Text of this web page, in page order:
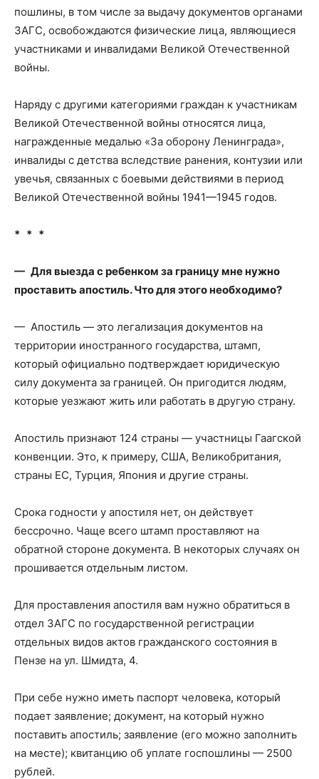
пошлины, в том числе за выдачу документов органами
ЗАГС, освобождаются физические лица, являющиеся
участниками и инвалидами Великой Отечественной
войны.
Наряду с другими категориями граждан к участникам
Великой Отечественной войны относятся лица,
награжденные медалью «За оборону Ленинграда»,
инвалиды с детства вследствие ранения, контузии или
увечья, связанных с боевыми действиями в период
Великой Отечественной войны 1941—1945 годов.
* * *
— Для выезда с ребенком за границу мне нужно
проставить апостиль. Что для этого необходимо?
— Апостиль — это легализация документов на
территории иностранного государства, штамп,
который официально подтверждает юридическую
силу документа за границей. Он пригодится людям,
которые уезжают жить или работать в другую страну.
Апостиль признают 124 страны — участницы Гаагской
конвенции. Это, к примеру, США, Великобритания,
страны ЕС, Турция, Япония и другие страны.
Срока годности у апостиля нет, он действует
бессрочно. Чаще всего штамп проставляют на
обратной стороне документа. В некоторых случаях он
прошивается отдельным листом.
Для проставления апостиля вам нужно обратиться в
отдел ЗАГС по государственной регистрации
отдельных видов актов гражданского состояния в
Пензе на ул. Шмидта, 4.
При себе нужно иметь паспорт человека, который
подает заявление; документ, на который нужно
поставить апостиль; заявление (его можно заполнить
на месте); квитанцию об уплате госпошлины — 2500
рублей.